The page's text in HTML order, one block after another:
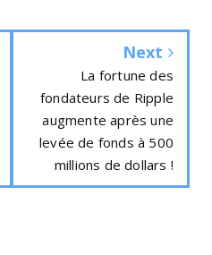
Next
La fortune des
fondateurs de Ripple
augmente après une
levée de fonds à 500
millions de dollars !